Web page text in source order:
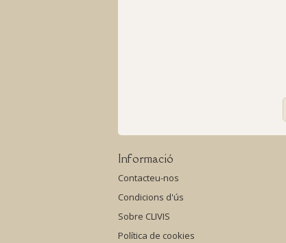
Informació
Contacteu-nos
Condicions d'ús
Sobre CLIVIS
Política de cookies